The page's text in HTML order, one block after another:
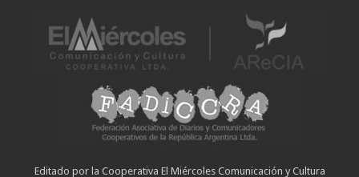
Editado por la Cooperativa El Miércoles Comunicación y Cultura